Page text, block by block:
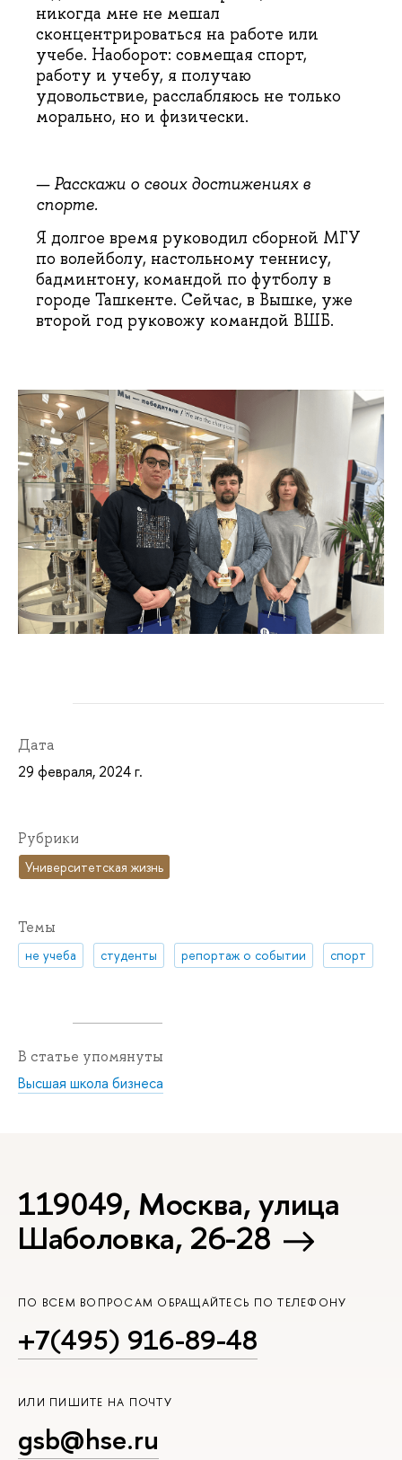
никогда мне не мешал
сконцентрироваться на работе или
учебе. Наоборот: совмещая спорт,
работу и учебу, я получаю
удовольствие, расслабляюсь не только
морально, но и физически.
— Расскажи о своих достижениях в
спорте.
Я долгое время руководил сборной МГУ
по волейболу, настольному теннису,
бадминтону, командой по футболу в
городе Ташкенте. Сейчас, в Вышке, уже
второй год руковожу командой ВШБ.
Дата
29 февраля, 2024 г.
Рубрики
Университетская жизнь
Темы
не учеба студенты репортаж о событии спорт
В статье упомянуты
Высшая школа бизнеса
119049, Москва, улица
Шаболовка, 26-28
ПО ВСЕМ ВОПРОСАМ ОБРАЩАЙТЕСЬ ПО ТЕЛЕФОНУ
+7(495) 916-89-48
ИЛИ ПИШИТЕ НА ПОЧТУ
gsb@hse.ru